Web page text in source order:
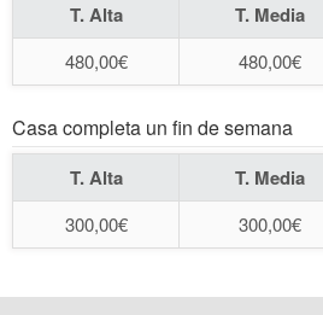
T. Alta T. Media
480,00€ 480,00€
Casa completa un fin de semana
T. Alta T. Media
300,00€ 300,00€